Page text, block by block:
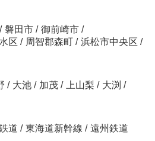
/ 磐田市 / 御前崎市 /
区 / 周智郡森町 / 浜松市中央区 /
/ 大池 / 加茂 / 上山梨 / 大渕 /
道 / 東海道新幹線 / 遠州鉄道